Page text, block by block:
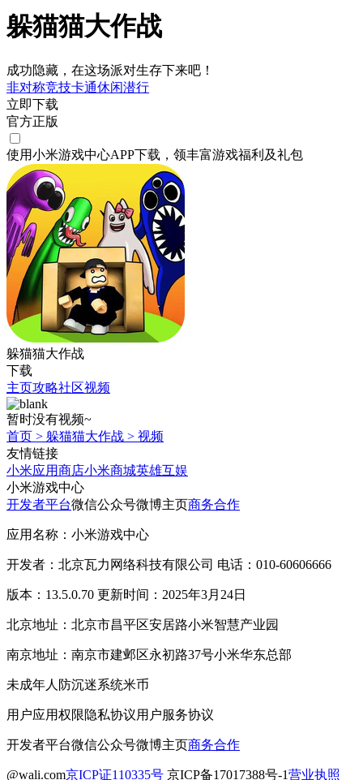
躲猫猫大作战
成功隐藏，在这场派对生存下来吧！
非对称竞技卡通休闲潜行
立即下载
官方正版
使用小米游戏中心APP下载 ，领丰富游戏福利 及礼包
躲猫猫大作战
下载
主页攻略社区视频
暂时没有视频~
首页 > 躲猫猫大作战 > 视频
友情链接
小米应用商店小米商城英雄互娱
小米游戏中心
开发者平台微信公众号微博主页商务合作
应用名称：小米游戏中心
开发者：北京瓦力网络科技有限公司 电话：010-60606666
版本：13.5.0.70 更新时间：2025年3月24日
北京地址：北京市昌平区安居路小米智慧产业园
南京地址：南京市建邺区永初路37号小米华东总部
未成年人防沉迷系统米币
用户应用权限隐私协议用户服务协议
开发者平台微信公众号微博主页商务合作
@wali.com京ICP证110335号 京ICP备17017388号-1营业执照